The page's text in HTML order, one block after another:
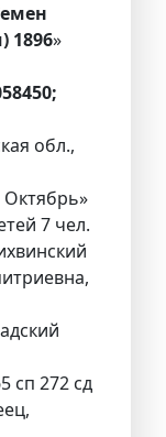
1896»
обл.,
Октябрь»
7 чел.
сп 272 сд